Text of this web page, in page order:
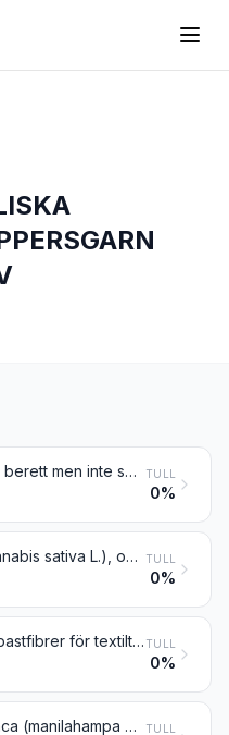
Lin, oberett eller berett men inte spunnet; blånor och avfall av lin (inbegripet garnavfall samt rivet avfall och riven lump) TULL
0%
Mjukhampa (Cannabis sativa L.), oberedd eller beredd men inte spunnen; blånor och avfall av mjukhampa (inbegripet garnavfall samt rivet avfall och riven lump) TULL
0%
Jute och andra bastfibrer för textilt ändamål (med undantag av lin, mjukhampa och rami), oberedda eller beredda men inte spunna; blånor och avfall av dessa fibrer (inbegripet garnavfall samt rivet avfall och riven lump) TULL
0%
Kokosfibrer, abaca (manilahampa eller Musa textilis Nee), rami och andra vegetabiliska textilfibrer, inte nämnda eller inbegripna någon annanstans, oberedda eller beredda men inte spunna; blånor och avfall av dessa fibrer (inbegripet garnavfall samt rivet avfall och riven lump) TULL